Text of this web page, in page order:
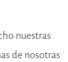
nuestras
de nosotras